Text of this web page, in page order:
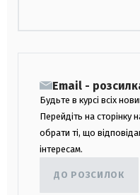
Email -
Будьте в курсі всіх
Перейдіть на сторінку
обрати ті, що
інтересам.
ДО РОЗСИЛОК